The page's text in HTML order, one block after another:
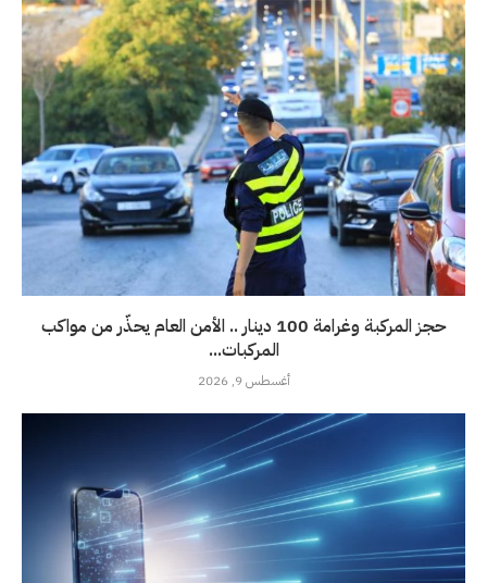
حجز المركبة وغرامة 100 دينار .. الأمن العام يحذّر من مواكب
المركبات...
أغسطس 9, 2026